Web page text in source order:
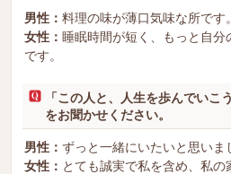
男性： 料理の味が薄口気味な所です。
女性： 睡眠時間が短く、もっと自
です。
「この人と、人生を歩んでいこ
をお聞かせください。
男性： ずっと一緒にいたいと思いま
女性： とても誠実で私を含め、私